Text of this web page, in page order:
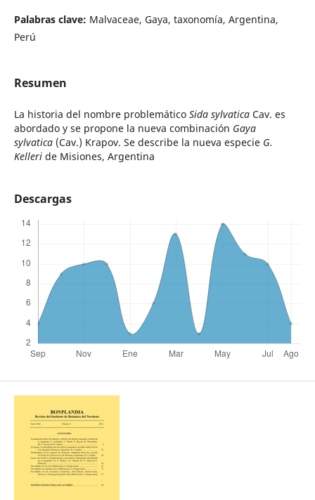
Palabras clave: Malvaceae, Gaya, taxonomía, Argentina,
Perú
Resumen
La historia del nombre problemático Sida sylvaticaCav. es
abordado y se propone la nueva combinación Gaya
sylvatica (Cav.) Krapov. Se describe la nueva especie G.
Kelleride Misiones, Argentina
Descargas